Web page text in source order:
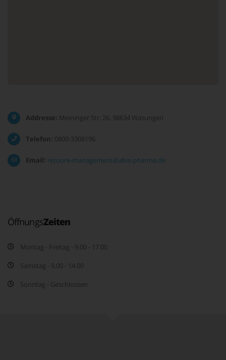
Addresse: Meininger Str. 26, 98634 Wasungen
Telefon: 0800-3308196
Email: retoure-management@abis-pharma.de
ÖffnungsZeiten
Montag - Freitag - 9.00 - 17.00
Samstag - 9.00 - 14.00
Sonntag - Geschlossen